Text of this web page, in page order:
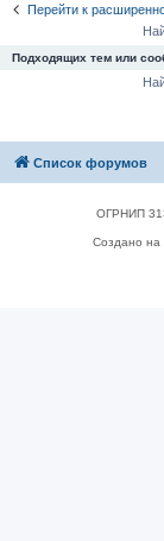
Перейти к
Подходящих тем или
Список форумов
ОГРНИП
Создано на